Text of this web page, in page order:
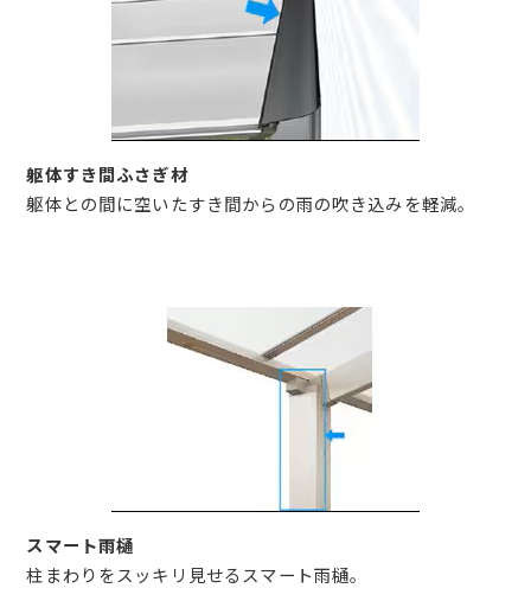
躯体すき間ふさぎ材
躯体との間に空いたすき間からの雨の吹き込みを軽減。
スマート雨樋
柱まわりをスッキリ見せるスマート雨樋。